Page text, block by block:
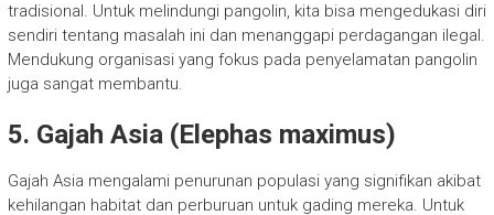
tradisional. Untuk melindungi pangolin, kita bisa mengedukasi diri
sendiri tentang masalah ini dan menanggapi perdagangan ilegal.
Mendukung organisasi yang fokus pada penyelamatan pangolin
juga sangat membantu.
5. Gajah Asia (Elephas maximus)
Gajah Asia mengalami penurunan populasi yang signifikan akibat
kehilangan habitat dan perburuan untuk gading mereka. Untuk